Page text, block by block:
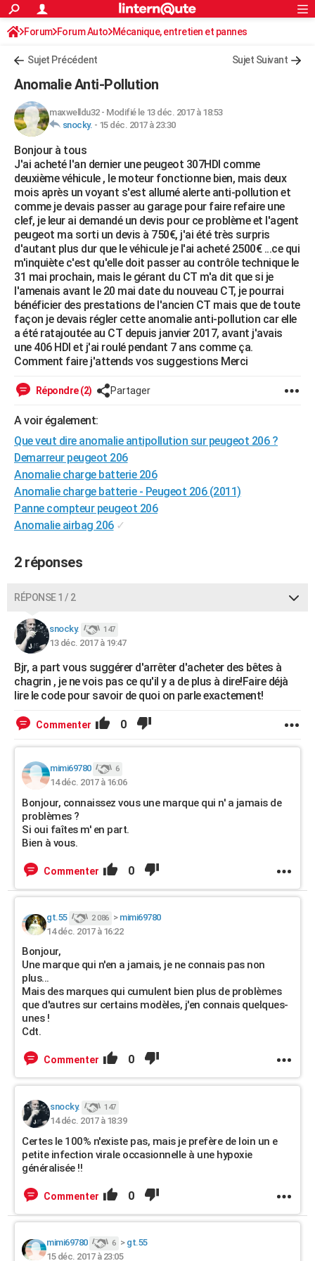
ACTUALITÉS
Politique
Société
Faits Divers
Education
Monde
Villes
+
FINANCE
Retraite
Impôts
Epargne
Immobilier
Risques naturels par ville
Banque
Assurance
Crédit
AUTO
Essais
Réserver un essai
Citadines
Berlines
SUV
Forum auto
+HIGH-TECH
Mobiles
Meilleur smartphone
Internet
Ordinateurs
Jeux vidéo
Guide high-tech
+BRICOLAGE
Forum
Aménagement intérieur
Extérieur
Cuisine
Salle de bains
Jardinage
Rangement
WEEK-END
Guides de France
Escapades
Patrimoine
Expositions
Musées
Week-end nature
+LIFESTYLE
Art de vivre
Bien-être
Loisirs
Mode
Modes de vie
SANTE
Alimentation
Guide de la santé
Maladies
Médicaments
Sommeil
VOYAGE
Destinations
City break
Voyage nature
Voyage de noces
Forum
Climat
+PHOTO
GUIDES D'ACHAT
BONS PLANS
CARTE DE VOEUX
Carte de Noël
Carte Bonne année
Carte Saint-Valentin
Carte Pâques
Carte d'anniversaire
DICTIONNAIRE
Dictionnaire
Biographies
Citations
Expressions
Proverbes
PROGRAMME TV
COPAINS D'AVANT
S'inscrire
Se connecter
Lycées
Collèges
Primaires
Universités
Entreprises
Service militaire
Avis de recherche
AVIS DE DÉCÈS
FORUM
Rechercher
S'inscrire
Connexion
Forum Forum Auto Mécanique, entretien et pannes
Sujet Précédent Sujet Suivant
Anomalie Anti-Pollution
maxwelldu32- Modifié le 13 déc. 2017 à 18:53
snocky. - 15 déc. 2017 à 23:30
Bonjour à tous
J'ai acheté l'an dernier une peugeot 307HDI comme
deuxième véhicule , le moteur fonctionne bien, mais deux
mois après un voyant s'est allumé alerte anti-pollution et
comme je devais passer au garage pour faire refaire une
clef, je leur ai demandé un devis pour ce problème et l'agent
peugeot ma sorti un devis à 750€, j'ai été très surpris
d'autant plus dur que le véhicule je l'ai acheté 2500€ ...ce qui
m'inquiète c'est qu'elle doit passer au contrôle technique le
31 mai prochain, mais le gérant du CT m'a dit que si je
l'amenais avant le 20 mai date du nouveau CT, je pourrai
bénéficier des prestations de l'ancien CT mais que de toute
façon je devais régler cette anomalie anti-pollution car elle
a été ratajoutée au CT depuis janvier 2017, avant j'avais
une 406 HDI et j'ai roulé pendant 7 ans comme ça.
Comment faire j'attends vos suggestions Merci
Répondre (2) Partager
A voir également:
Que veut dire anomalie antipollution sur peugeot 206 ?
Demarreur peugeot 206
Anomalie charge batterie 206
Anomalie charge batterie - Peugeot 206 (2011)
Panne compteur peugeot 206
Anomalie airbag 206 ✓
2 réponses
RÉPONSE 1 / 2
snocky. 147
13 déc. 2017 à 19:47
Bjr, a part vous suggérer d'arrêter d'acheter des bêtes à
chagrin , je ne vois pas ce qu'il y a de plus à dire!Faire déjà
lire le code pour savoir de quoi on parle exactement!
Commenter 0
mimi69780 6
14 déc. 2017 à 16:06
Bonjour, connaissez vous une marque qui n' a jamais de
problèmes ?
Si oui faîtes m' en part.
Bien à vous.
Commenter 0
gt.55 2 086 > mimi69780
14 déc. 2017 à 16:22
Bonjour,
Une marque qui n'en a jamais, je ne connais pas non
plus...
Mais des marques qui cumulent bien plus de problèmes
que d'autres sur certains modèles, j'en connais quelques-
unes !
Cdt.
Commenter 0
snocky. 147
14 déc. 2017 à 18:39
Certes le 100% n'existe pas, mais je prefère de loin un e
petite infection virale occasionnelle à une hypoxie
généralisée !!
Commenter 0
mimi69780 6 > gt.55
15 déc. 2017 à 23:05